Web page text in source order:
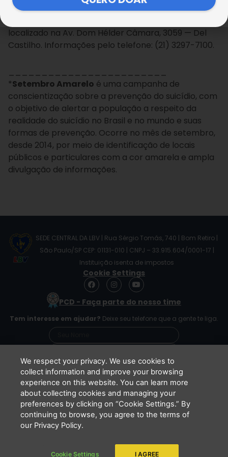
No Rio de Janeiro, RJ, o Centro Educacional José de
localizado na Av. Dom Hélder Câmara, 3059 — Del
Castilho. Informações pelo telefone: (21) 3297-7100.
*Setembro Amarelo é uma campanha de
conscientização sobre a prevenção do suicídio, com
o objetivo de alertar a população a respeito da
realidade do suicídio no Brasil e no mundo e suas
formas de prevenção. Ocorre no mês de setembro,
desde 2014, por meio de identificação de locais
públicos e particulares com a cor amarela e ampla
divulgação de informações.
SEDE CENTRAL DA LBV | Rua Sérgio Tomás, 740 | Bom Retiro |
São Paulo/SP CEP: 01131-010 | CNPJ – 33.915.604/0001-17 |
Instituição isenta de impostos
Cookie Settings
F
a
e
o
o
I
n
s
t
g
r
m
Y
o
t
b
e
PCD - Faça parte do nosso time
Tem interesse em ajudar? Deixe seu telefone que a gente te liga.
Li e concordo que minhas informações serão
tratadas de acordo com oAviso de Privacidade
da LBV
ENVIAR
Copyright 2026 - LBV - Legião da Boa Vontade. Todos os direitos
We respect your privacy. We use cookies to
collect information and improve your browsing
experience on this website. You can learn more
about collecting cookies and managing your
preferences by clicking on “Cookie Settings.” By
continuing to browse, you agree to the terms of
our Privacy Policy.
Cookie Settings I AGREE